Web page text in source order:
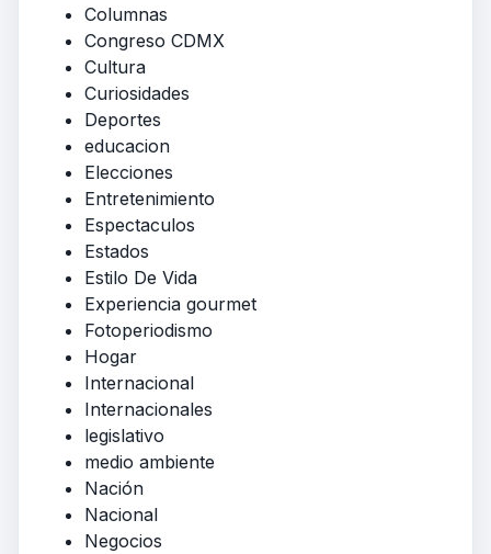
Columnas
Congreso CDMX
Cultura
Curiosidades
Deportes
educacion
Elecciones
Entretenimiento
Espectaculos
Estados
Estilo De Vida
Experiencia gourmet
Fotoperiodismo
Hogar
Internacional
Internacionales
legislativo
medio ambiente
Nación
Nacional
Negocios